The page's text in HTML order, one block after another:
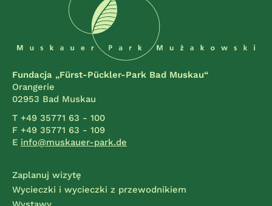
Fundacja „Fürst-Pückler-Park Bad Muskau“
Orangerie
02953 Bad Muskau
T +49 35771 63 - 100
F +49 35771 63 - 109
E info@muskauer-park.de
Zaplanuj wizytę
Wycieczki i wycieczki z przewodnikiem